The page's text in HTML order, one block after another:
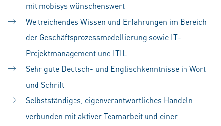
mit mobisys wünschenswert
Weitreichendes Wissen und Erfahrungen im Bereich
der Geschäftsprozessmodellierung sowie IT-
Projektmanagement und ITIL
Sehr gute Deutsch- und Englischkenntnisse in Wort
und Schrift
Selbstständiges, eigenverantwortliches Handeln
verbunden mit aktiver Teamarbeit und einer